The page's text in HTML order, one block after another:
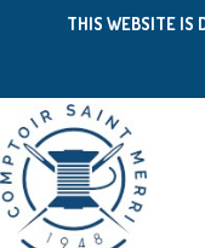
THIS WEBSITE IS